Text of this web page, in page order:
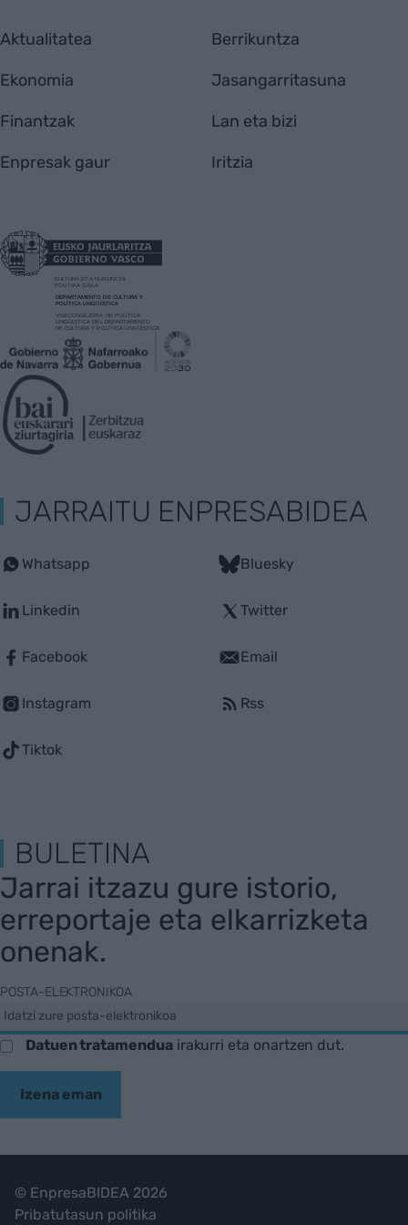
Aktualitatea
Ekonomia
Finantzak
Enpresak gaur
Berrikuntza
Jasangarritasuna
Lan eta bizi
Iritzia
JARRAITU ENPRESABIDEA
Whatsapp
Linkedin
Facebook
Instagram
Tiktok
Bluesky
Twitter
Email
Rss
BULETINA
Jarrai itzazu gure istorio,
erreportaje eta elkarrizketa
onenak.
POSTA-ELEKTRONIKOA
Datuen tratamenduairakurri eta onartzen dut.
Izena eman
© EnpresaBIDEA 2026
Pribatutasun politika